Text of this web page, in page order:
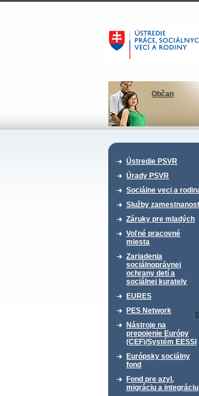
Občan
Ústredie PSVR
Úrady PSVR
Sociálne veci a
Služby
Záruky pre mladých
Voľné pracovné
miesta
Zariadenia
sociálnoprávnej
ochrany detí a
sociálnej kurately
EURES
PES Network
Nástroje na
prepojenie Európy
(CEF)/Systém EESSI
Európsky sociálny
fond
Fond pre azyl,
migráciu a integráciu